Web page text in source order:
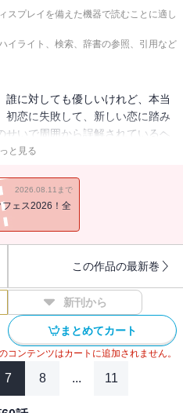
プレイを備えた機器で読むことに適し
イライト、検索、辞書の参照、引用など
誰に対しても優しいけれど、本当
初恋に失敗して、新しい恋に踏み
いで周囲から誤解されているヘ
とするファウン。 不安でいっぱい
と見る
2026.08.11まで
フェス2026！全
この作品の最新巻
新刊から
まとめてカート
ンテンツはカートに追加されません。
7 8 ... 11